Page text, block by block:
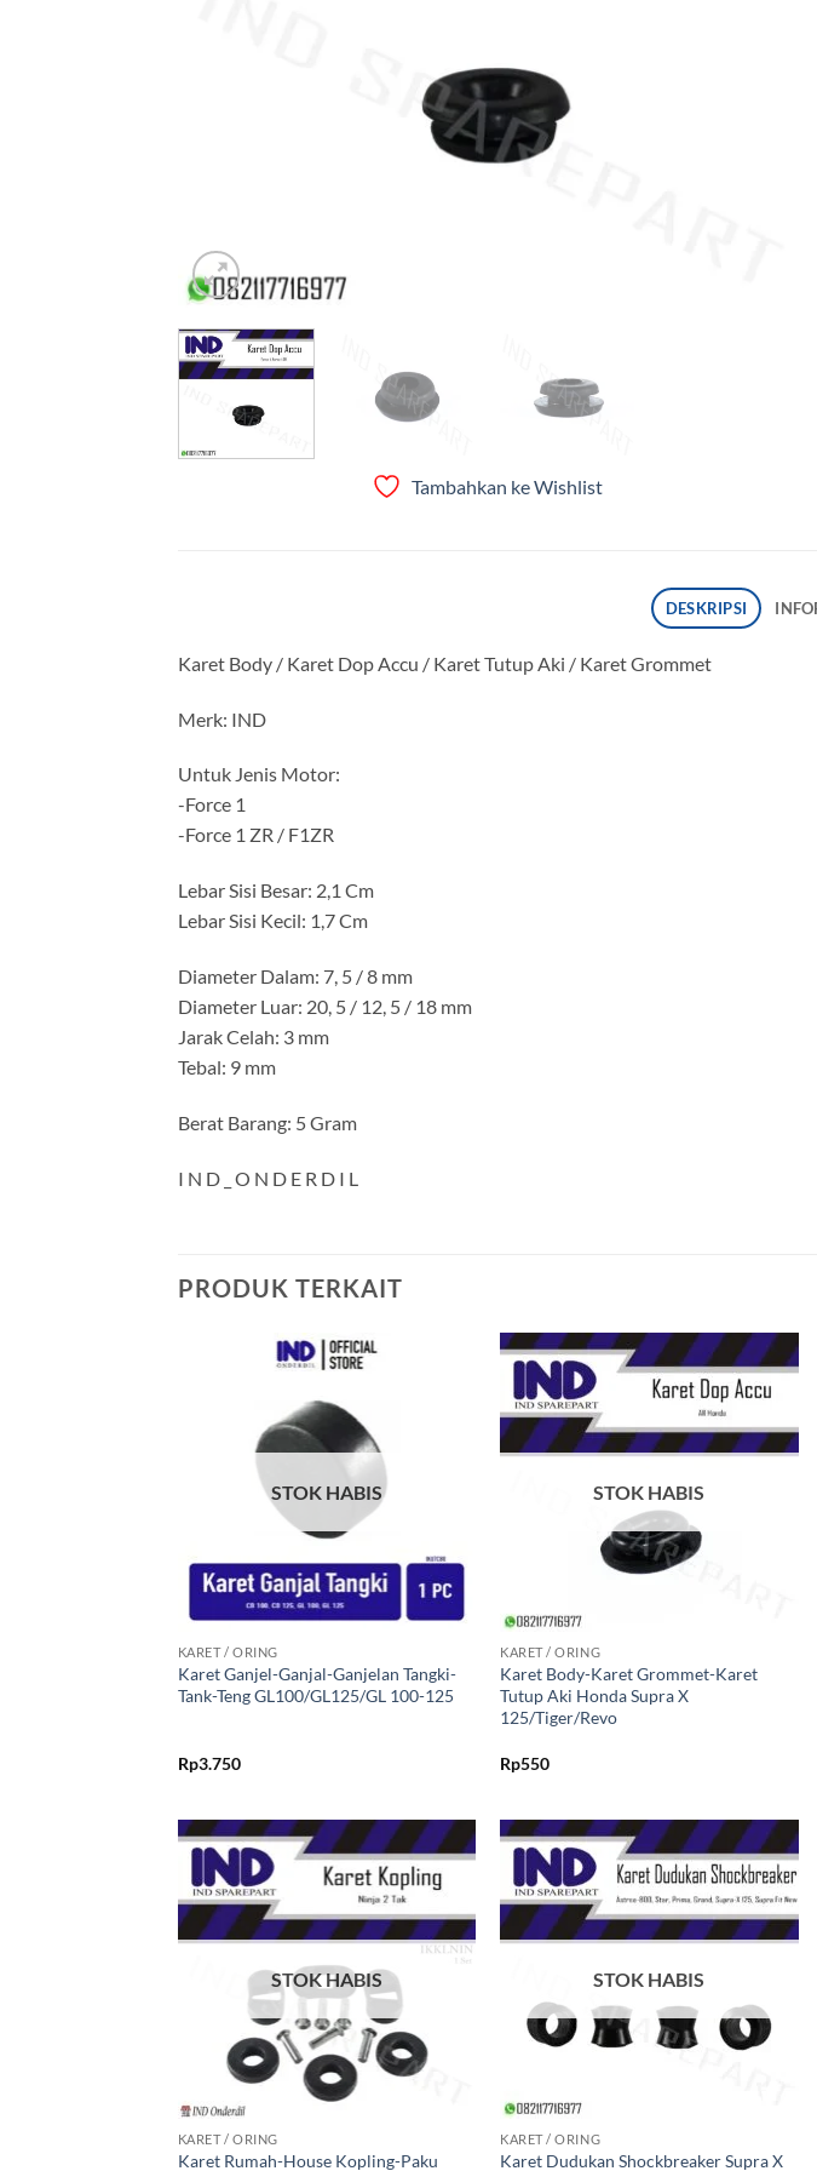
Tambahkan ke Wishlist
DESKRIPSI
Karet Body / Karet Dop Accu / Karet Tutup Aki / Karet Grommet
Merk: IND
Untuk Jenis Motor:
-Force 1
-Force 1 ZR / F1ZR
Lebar Sisi Besar: 2,1 Cm
Lebar Sisi Kecil: 1,7 Cm
Diameter Dalam: 7, 5 / 8 mm
Diameter Luar: 20, 5 / 12, 5 / 18 mm
Jarak Celah: 3 mm
Tebal: 9 mm
Berat Barang: 5 Gram
I N D _ O N D E R D I L
PRODUK TERKAIT
STOK HABIS
KARET / ORING
Karet Ganjel-Ganjal-Ganjelan Tangki-
Tank-Teng GL100/GL125/GL 100-125
Rp3.750
Tambahkan
ke Wishlist
STOK HABIS
KARET / ORING
Karet Body-Karet Grommet-Karet
Tutup Aki Honda Supra X
125/Tiger/Revo
Rp550
Tambahkan
ke Wishlist
STOK HABIS
KARET / ORING
Karet Rumah-House Kopling-Paku
Tambahkan
ke Wishlist
STOK HABIS
KARET / ORING
Karet Dudukan Shockbreaker Supra X